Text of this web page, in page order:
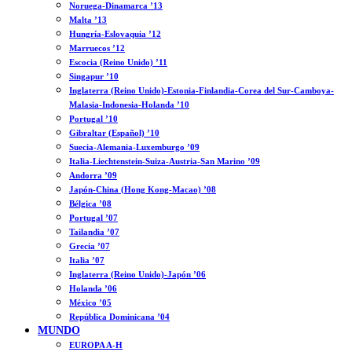
Noruega-Dinamarca ’13
Malta ’13
Hungría-Eslovaquia ’12
Marruecos ’12
Escocia (Reino Unido) ’11
Singapur ’10
Inglaterra (Reino Unido)-Estonia-Finlandia-Corea del Sur-Camboya-
Malasia-Indonesia-Holanda ’10
Portugal ’10
Gibraltar (Español) ’10
Suecia-Alemania-Luxemburgo ’09
Italia-Liechtenstein-Suiza-Austria-San Marino ’09
Andorra ’09
Japón-China (Hong Kong-Macao) ’08
Bélgica ’08
Portugal ’07
Tailandia ’07
Grecia ’07
Italia ’07
Inglaterra (Reino Unido)-Japón ’06
Holanda ’06
México ’05
República Dominicana ’04
MUNDO
EUROPA A-H